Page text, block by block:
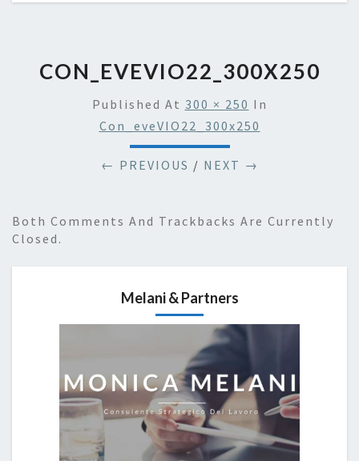
CON_EVEVIO22_300X250
Published At 300 × 250 In
Con_eveVIO22_300x250
← PREVIOUS / NEXT →
Both Comments And Trackbacks Are Currently
Closed.
Melani & Partners